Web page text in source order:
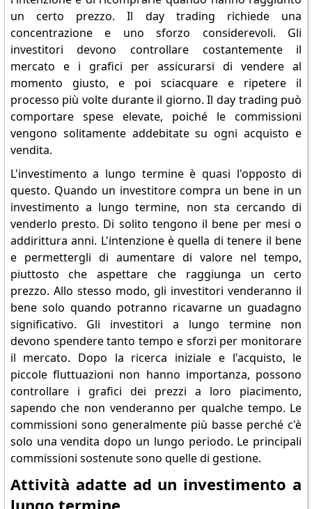
un certo prezzo. Il day trading richiede una
concentrazione e uno sforzo considerevoli. Gli
investitori devono controllare costantemente il
mercato e i grafici per assicurarsi di vendere al
momento giusto, e poi sciacquare e ripetere il
processo più volte durante il giorno. Il day trading può
comportare spese elevate, poiché le commissioni
vengono solitamente addebitate su ogni acquisto e
vendita.
L'investimento a lungo termine è quasi l'opposto di
questo. Quando un investitore compra un bene in un
investimento a lungo termine, non sta cercando di
venderlo presto. Di solito tengono il bene per mesi o
addirittura anni. L'intenzione è quella di tenere il bene
e permettergli di aumentare di valore nel tempo,
piuttosto che aspettare che raggiunga un certo
prezzo. Allo stesso modo, gli investitori venderanno il
bene solo quando potranno ricavarne un guadagno
significativo. Gli investitori a lungo termine non
devono spendere tanto tempo e sforzi per monitorare
il mercato. Dopo la ricerca iniziale e l'acquisto, le
piccole fluttuazioni non hanno importanza, possono
controllare i grafici dei prezzi a loro piacimento,
sapendo che non venderanno per qualche tempo. Le
commissioni sono generalmente più basse perché c'è
solo una vendita dopo un lungo periodo. Le principali
commissioni sostenute sono quelle di gestione.
Attività adatte ad un investimento a
lungo termine